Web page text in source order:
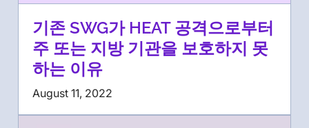
기존 SWG가 HEAT 공격으로부터
주 또는 지방 기관을 보호하지 못
하는 이유
August 11, 2022